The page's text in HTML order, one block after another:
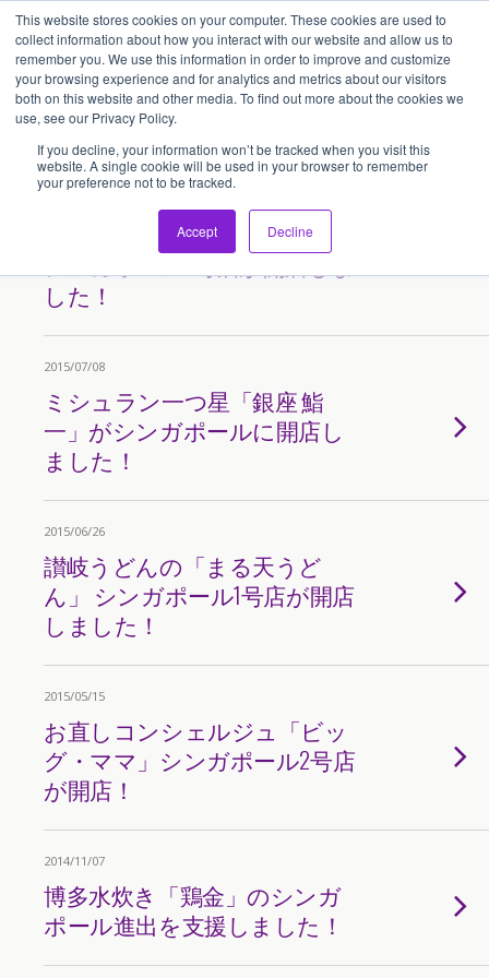
This website stores cookies on your computer. These cookies are used to
collect information about how you interact with our website and allow us to
remember you. We use this information in order to improve and customize
your browsing experience and for analytics and metrics about our visitors
both on this website and other media. To find out more about the cookies we
use, see our Privacy Policy.
If you decline, your information won’t be tracked when you visit this
website. A single cookie will be used in your browser to remember
your preference not to be tracked.
Accept Decline
アセンティア・ホールディングス(AssentiaHoldings)
Tags › シンガポール
讃岐うどん「まる天うどん」
シンガポール2号店が開店しま
した！
2015/07/08
ミシュラン一つ星「銀座 鮨
一」がシンガポールに開店し
ました！
2015/06/26
讃岐うどんの「まる天うど
ん」 シンガポール1号店が開店
しました！
2015/05/15
お直しコンシェルジュ「ビッ
グ・ママ」シンガポール2号店
が開店！
2014/11/07
博多水炊き「鶏金」のシンガ
ポール進出を支援しました！